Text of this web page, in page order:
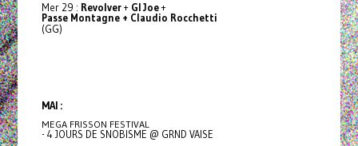
Mer 29 : Revolver+GI Joe+
Passe Montagne + Claudio Rocchetti
(GG)
MAI :
MEGA FRISSON FESTIVAL
- 4 JOURS DE SNOBISME @ GRND VAISE